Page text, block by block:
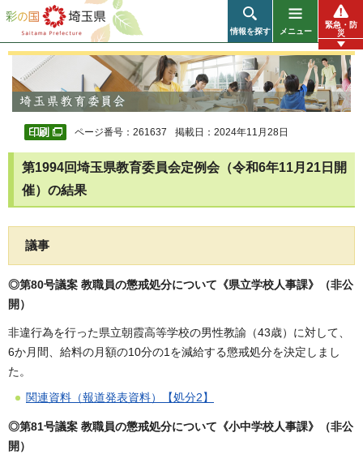
彩の国 埼玉県
情報を探す メニュー
緊急・防
災
ページ番号：261637 掲載日：2024年11月28日
第1994回埼玉県教育委員会定例会（令和6年11月21日開
催）の結果
議事
◎第80号議案 教職員の懲戒処分について《県立学校人事課》（非公
開）
非違行為を行った県立朝霞高等学校の男性教諭（43歳）に対して、
6か月間、給料の月額の10分の1を減給する懲戒処分を決定しまし
た。
関連資料（報道発表資料）【処分2】
◎第81号議案 教職員の懲戒処分について《小中学校人事課》（非公
開）